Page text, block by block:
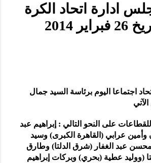
ادارة اتحاد الكرة
2014
اجتماعا اليوم برئاسة السيد جمال
على النحو التالي : إبراهيم عبد
عرابي (القاهرة الكبرى) وسيد
ومحسن عبد الغفار (شرق الدلتا) وطارق
)ووليد عطية (بحري) وبركات إبراهيم